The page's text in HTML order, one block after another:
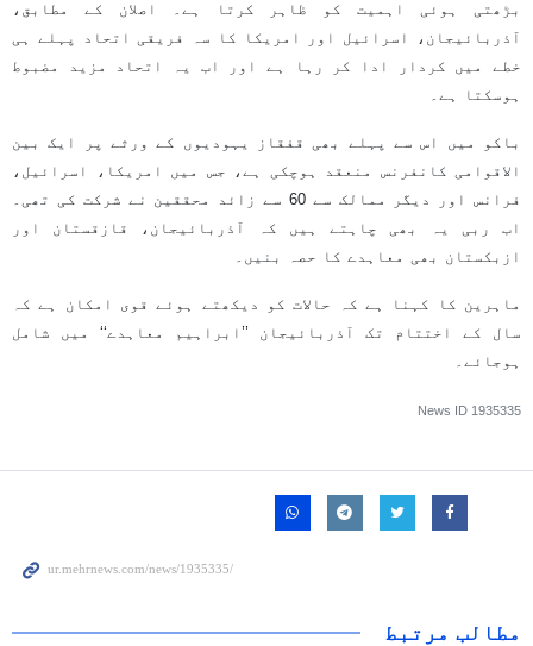
بڑھتی ہوئی اہمیت کو ظاہر کرتا ہے۔ اصلان کے مطابق،
آذربائیجان، اسرائیل اور امریکا کا سہ فریقی اتحاد پہلے ہی
خطے میں کردار ادا کر رہا ہے اور اب یہ اتحاد مزید مضبوط
ہوسکتا ہے۔
باکو میں اس سے پہلے بھی قفقاز یہودیوں کے ورثے پر ایک بین
الاقوامی کانفرنس منعقد ہوچکی ہے، جس میں امریکا، اسرائیل،
فرانس اور دیگر ممالک سے 60 سے زائد محققین نے شرکت کی تھی۔
اب ربی یہ بھی چاہتے ہیں کہ آذربائیجان، قازقستان اور
ازبکستان بھی معاہدے کا حصہ بنیں۔
ماہرین کا کہنا ہے کہ حالات کو دیکھتے ہوئے قوی امکان ہے کہ
سال کے اختتام تک آذربائیجان ’’ابراہیم معاہدے‘‘ میں شامل
ہوجائے۔
News ID 1935335
مطالب مرتبط